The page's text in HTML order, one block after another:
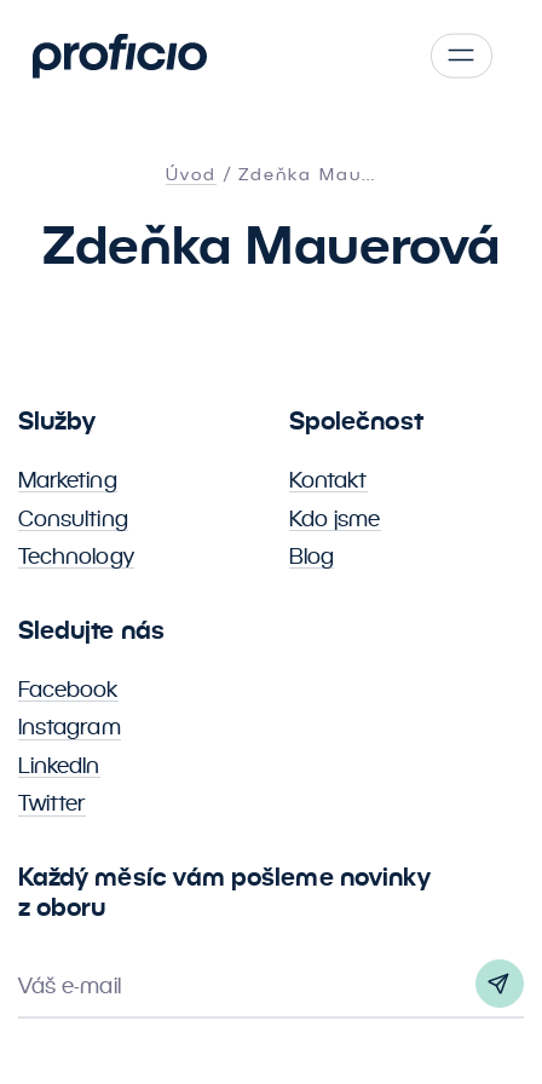
AT
Úvod Zdeňka Mau…
Zdeňka Mauerová
Služby
Marketing
Consulting
Technology
Společnost
Kontakt
Kdo jsme
Blog
Sledujte nás
Facebook
Instagram
LinkedIn
Twitter
Každý měsíc vám pošleme novinky
z oboru
Váš e-mail